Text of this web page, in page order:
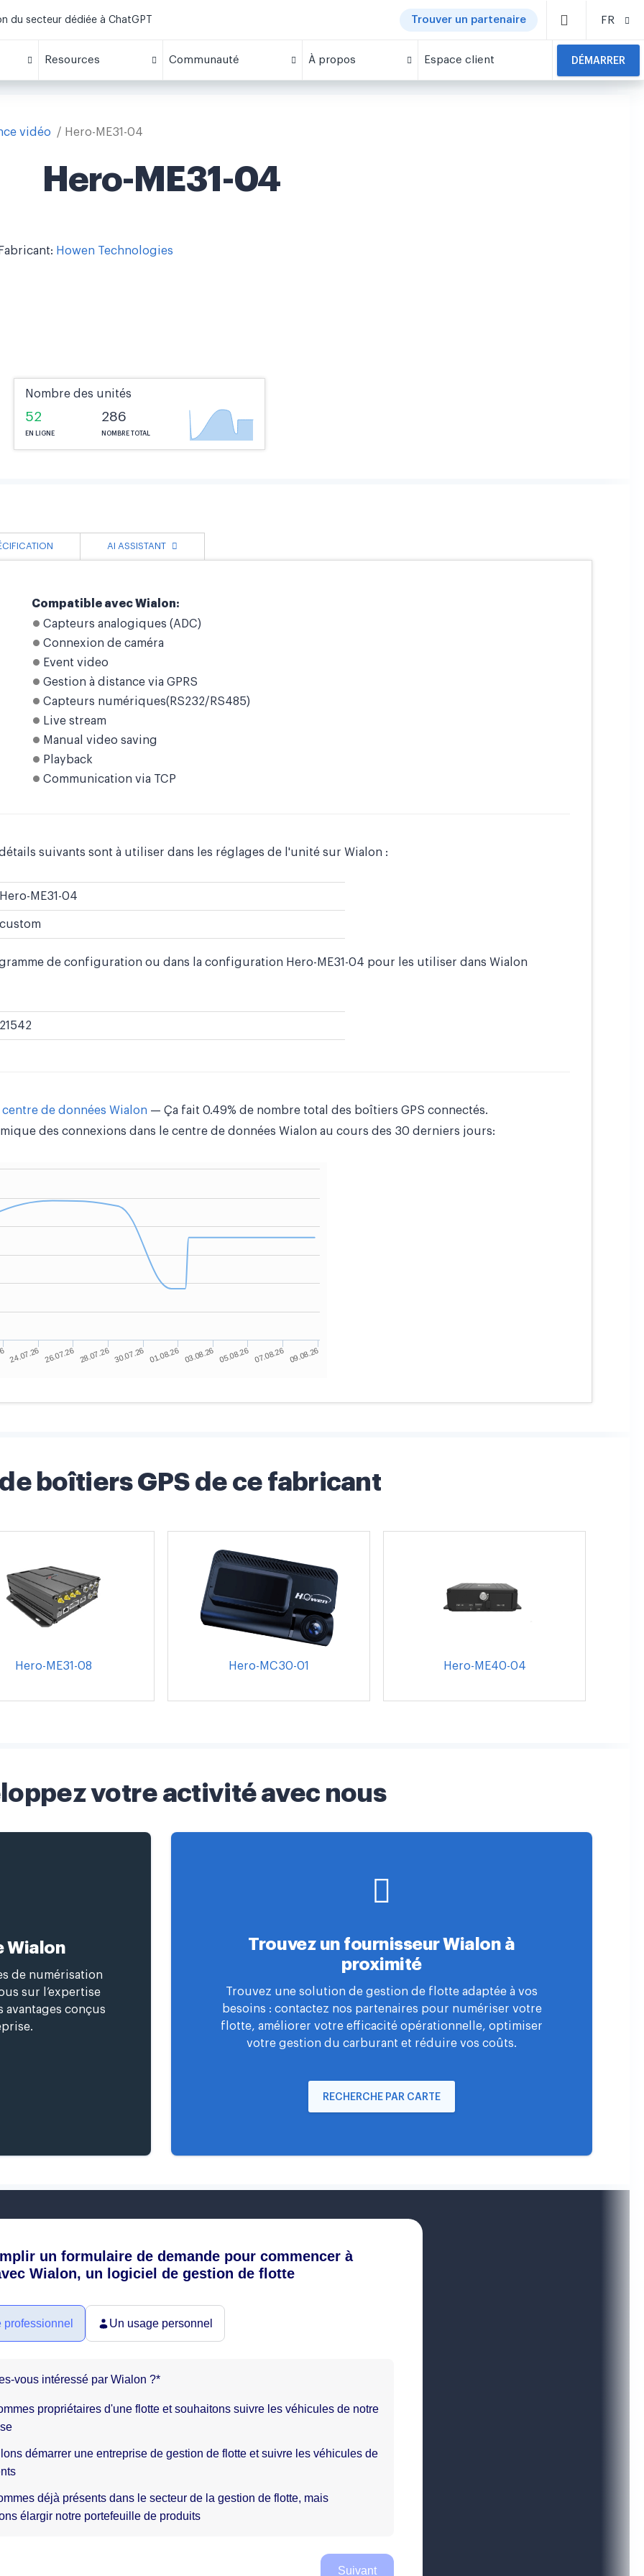
du secteur dédiée à ChatGPT Trouver un partenaire FR
Resources Communauté À propos Espace client DÉMARRER
vidéo Hero-ME31-04
Hero-ME31-04
Howen Technologies
Nombre des unités
52
EN LIGNE
286
NOMBRE TOTAL
AI ASSISTANT
Compatible avec Wialon:
Capteurs analogiques (ADC)
Connexion de caméra
Event video
Gestion à distance via GPRS
Capteurs numériques(RS232/RS485)
Live stream
Manual video saving
Playback
Communication via TCP
suivants sont à utiliser dans les réglages de l'unité sur Wialon :
Hero-ME31-04
custom
de configuration ou dans la configuration Hero-ME31-04 pour les utiliser dans Wialon
21542
centre de données Wialon — Ça fait 0.49% de nombre total des boîtiers GPS connectés.
des connexions dans le centre de données Wialon au cours des 30 derniers jours:
boîtiers GPS de ce fabricant
Hero-ME31-08 Hero-MC30-01 Hero-ME40-04
votre activité avec nous
Wialon
de numérisation
sur l’expertise
avantages conçus
Trouvez un fournisseur Wialon à
proximité
Trouvez une solution de gestion de flotte adaptée à vos
besoins : contactez nos partenaires pour numériser votre
flotte, améliorer votre efficacité opérationnelle, optimiser
votre gestion du carburant et réduire vos coûts.
RECHERCHE PAR CARTE